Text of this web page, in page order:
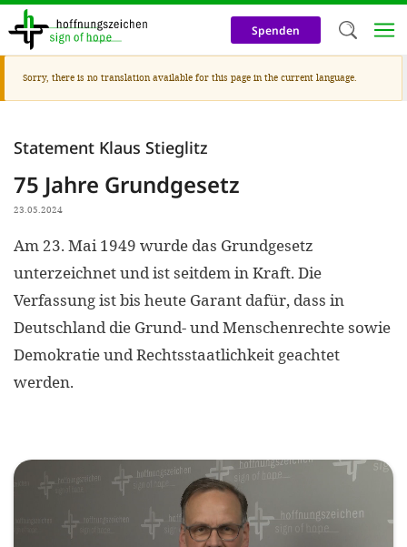
Skip
content
Spenden
Warning
message
Sorry, there is no translation available for this page in the current language.
Statement Klaus Stieglitz
75 Jahre Grundgesetz
23.05.2024
Am 23. Mai 1949 wurde das Grundgesetz
unterzeichnet und ist seitdem in Kraft. Die
Verfassung ist bis heute Garant dafür, dass in
Deutschland die Grund- und Menschenrechte sowie
Demokratie und Rechtsstaatlichkeit geachtet
werden.
Video
purposes.
us to
gain
for our